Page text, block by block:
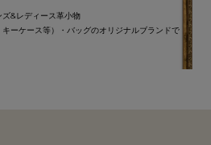
&レディース革小物
キーケース等）・バッグのオリジナルブランドで